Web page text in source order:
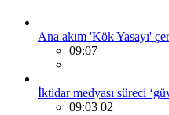
Ana akım 'Kök Yasayı'
09:07
İktidar medyası süreci
09:03 02